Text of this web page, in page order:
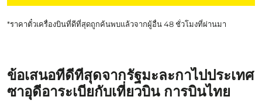
*ราคาตั๋วเครื่องบินที่ดีที่สุดถูกค้นพบแล้วจากผู้อื่น 48 ชั่วโมงที่ผ่านมา
ข้อเสนอที่ดีที่สุดจากรัฐมะละกาไปประเทศ
ซาอุดีอาระเบียกับเที่ยวบิน การบินไทย